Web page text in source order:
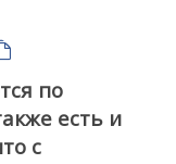
по
есть и
с